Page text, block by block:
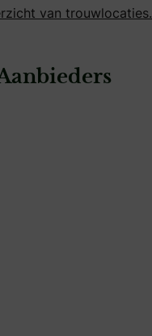
van trouwlocaties.